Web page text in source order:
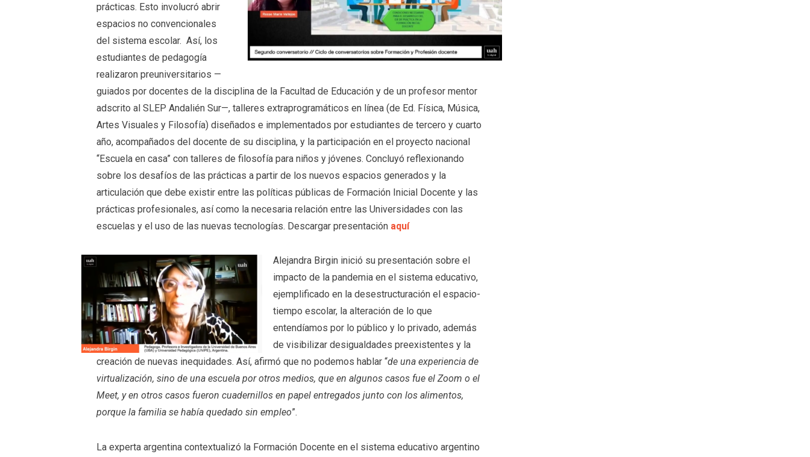
prácticas. Esto involucró abrir
espacios no convencionales
del sistema escolar. Así, los
estudiantes de pedagogía
realizaron preuniversitarios —
guiados por docentes de la disciplina de la Facultad de Educación y de un profesor mentor
adscrito al SLEP Andalién Sur—, talleres extraprogramáticos en línea (de Ed. Física, Música,
Artes Visuales y Filosofía) diseñados e implementados por estudiantes de tercero y cuarto
año, acompañados del docente de su disciplina, y la participación en el proyecto nacional
“Escuela en casa” con talleres de filosofía para niños y jóvenes. Concluyó reflexionando
sobre los desafíos de las prácticas a partir de los nuevos espacios generados y la
articulación que debe existir entre las políticas públicas de Formación Inicial Docente y las
prácticas profesionales, así como la necesaria relación entre las Universidades con las
escuelas y el uso de las nuevas tecnologías. Descargar presentación aquí
Alejandra Birgin inició su presentación sobre el
impacto de la pandemia en el sistema educativo,
ejemplificado en la desestructuración el espacio-
tiempo escolar, la alteración de lo que
entendíamos por lo público y lo privado, además
de visibilizar desigualdades preexistentes y la
creación de nuevas inequidades. Así, afirmó que no podemos hablar “de una experiencia de
virtualización, sino de una escuela por otros medios, que en algunos casos fue el Zoom o el
Meet, y en otros casos fueron cuadernillos en papel entregados junto con los alimentos,
porque la familia se había quedado sin empleo”.
La experta argentina contextualizó la Formación Docente en el sistema educativo argentino